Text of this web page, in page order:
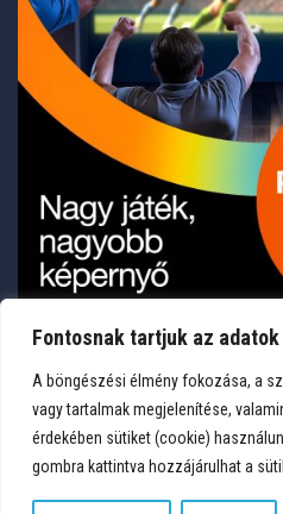
Fontosnak tartjuk az
A böngészési élmény fokozása, a
vagy tartalmak megjelenítése,
érdekében sütiket (cookie)
gombra kattintva hozzájárulhat a